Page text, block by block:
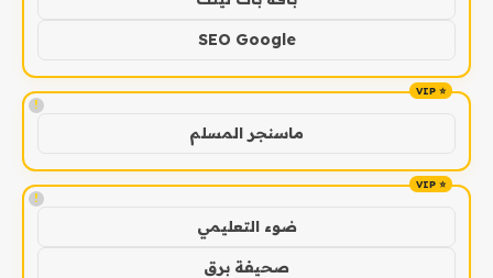
SEO Google
!
ماسنجر المسلم
!
ضوء التعليمي
صحيفة برق